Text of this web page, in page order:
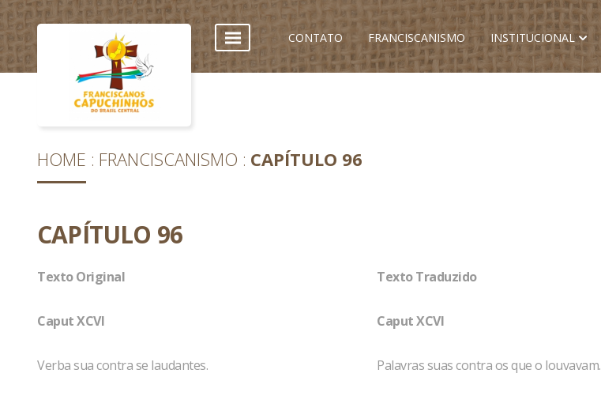
CONTATO FRANCISCANISMO INSTITUCIONAL
HOME FRANCISCANISMO CAPÍTULO 96
CAPÍTULO 96
Texto Original
Caput XCVI
Verba sua contra se laudantes.
Texto Traduzido
Caput XCVI
Palavras suas contra os que o louvavam.